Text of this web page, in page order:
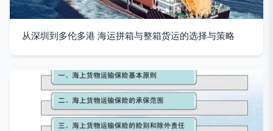
从深圳到多伦多港 海运拼箱与整箱货运的选择与策略